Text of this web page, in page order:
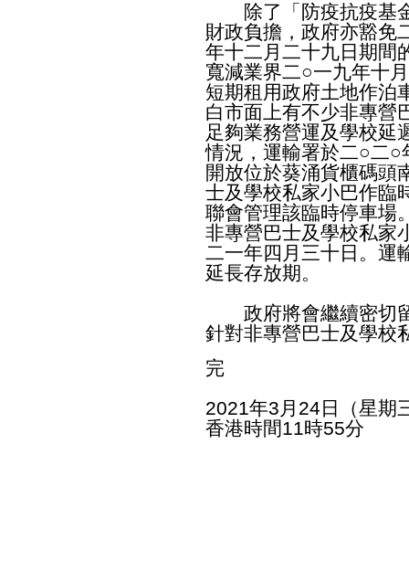
除了「防疫抗疫基金
財政負擔，政府亦豁免
年十二月二十九日期間
寬減業界二○一九年十
短期租用政府土地作泊
白市面上有不少非專營
足夠業務營運及學校延
情況，運輸署於二○二○
開放位於葵涌貨櫃碼頭
士及學校私家小巴作臨
聯會管理該臨時停車場
非專營巴士及學校私家
二一年四月三十日。運
延長存放期。
政府將會繼續密切留
針對非專營巴士及學校
完
2021年3月24日（星期
香港時間11時55分